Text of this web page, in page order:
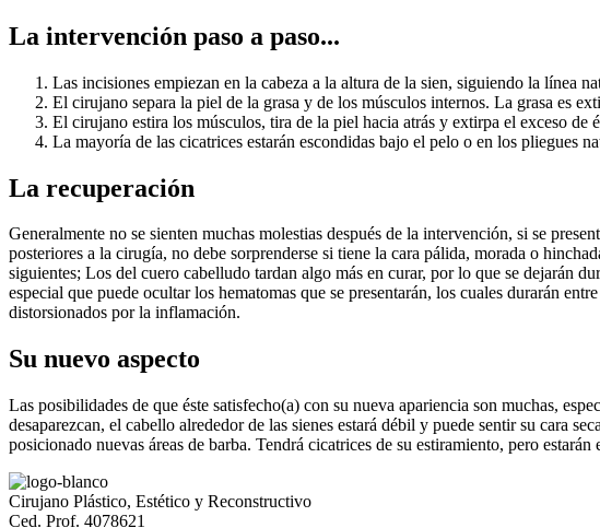
La intervención paso a paso...
Las incisiones empiezan en la cabeza a la altura de la sien, siguiendo la línea
El cirujano separa la piel de la grasa y de los músculos internos. La grasa es
El cirujano estira los músculos, tira de la piel hacia atrás y extirpa el exceso
La mayoría de las cicatrices estarán escondidas bajo el pelo o en los pliegues
La recuperación
Generalmente no se sienten muchas molestias después de la intervención, si se
posteriores a la cirugía, no debe sorprenderse si tiene la cara pálida, morada o
siguientes; Los del cuero cabelludo tardan algo más en curar, por lo que se dejarán
especial que puede ocultar los hematomas que se presentarán, los cuales durarán
distorsionados por la inflamación.
Su nuevo aspecto
Las posibilidades de que éste satisfecho(a) con su nueva apariencia son muchas,
desaparezcan, el cabello alrededor de las sienes estará débil y puede sentir su cara
posicionado nuevas áreas de barba. Tendrá cicatrices de su estiramiento, pero
Cirujano Plástico, Estético y Reconstructivo
Ced. Prof. 4078621